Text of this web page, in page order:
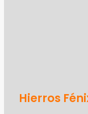
Hierros